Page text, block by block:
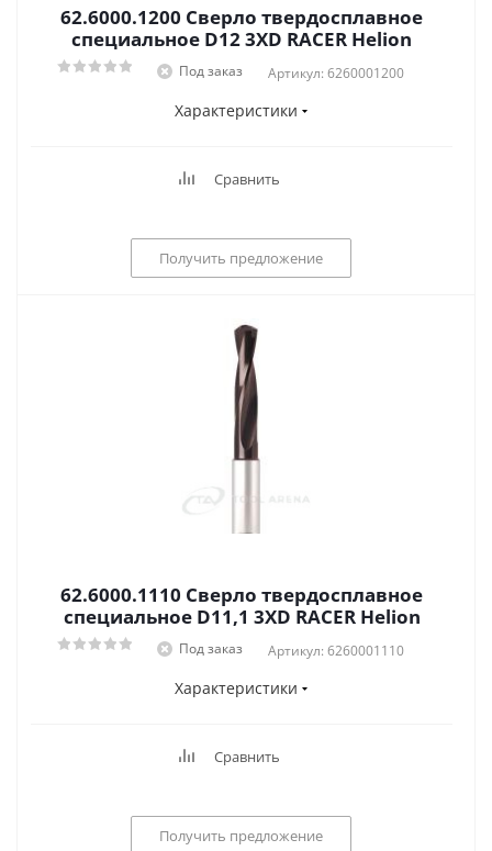
62.6000.1200 Сверло твердосплавное
специальное D12 3XD RACER Helion
Под заказ Артикул: 6260001200
Характеристики
Сравнить
Получить предложение
62.6000.1110 Сверло твердосплавное
специальное D11,1 3XD RACER Helion
Под заказ Артикул: 6260001110
Характеристики
Сравнить
Получить предложение